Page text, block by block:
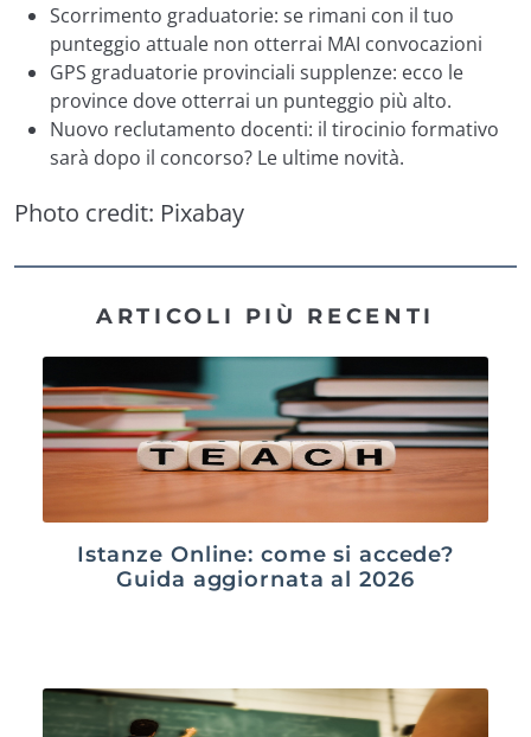
Scorrimento graduatorie: se rimani con il tuo
punteggio attuale non otterrai MAI convocazioni
GPS graduatorie provinciali supplenze: ecco le
province dove otterrai un punteggio più alto.
Nuovo reclutamento docenti: il tirocinio formativo
sarà dopo il concorso? Le ultime novità.
Photo credit: Pixabay
ARTICOLI PIÙ RECENTI
Istanze Online: come si accede?
Guida aggiornata al 2026